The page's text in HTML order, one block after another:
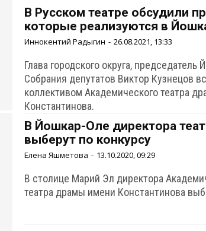
В Русском театре обсудили
которые реализуются в
Иннокентий Радыгин - 26.08.2021, 13:33
Глава городского округа, председатель
Собрания депутатов Виктор Кузнецов
коллективом Академического театра
Константинова.
В Йошкар-Оле директора
выберут по конкурсу
Елена Яшметова - 13.10.2020, 09:29
В столице Марий Эл директора
театра драмы имени Константинова